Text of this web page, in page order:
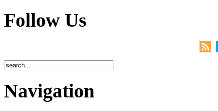
Follow Us
Navigation